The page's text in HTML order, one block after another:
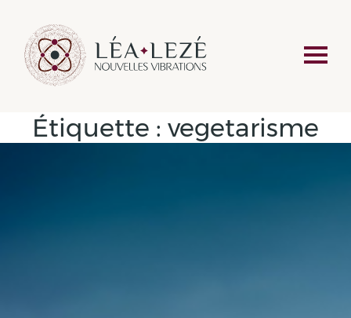
Étiquette : vegetarisme